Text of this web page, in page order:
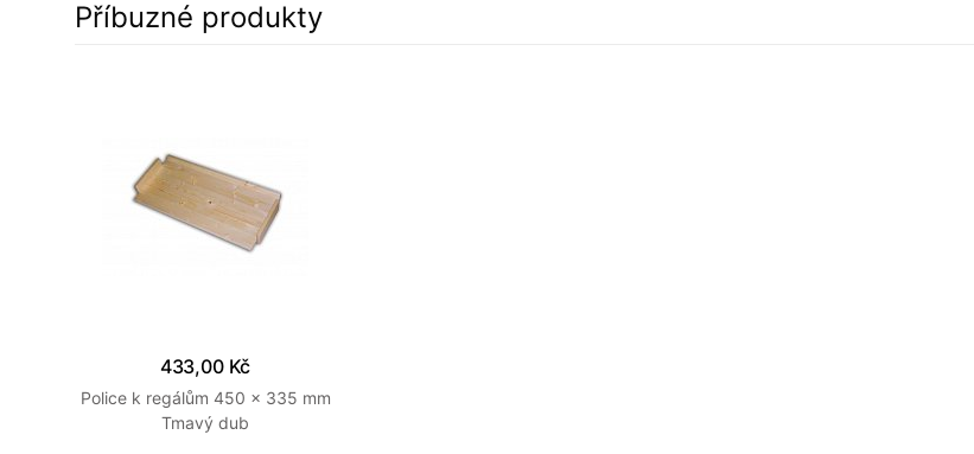
Příbuzné produkty
433,00 Kč
Police k regálům 450 x 335 mm
Tmavý dub